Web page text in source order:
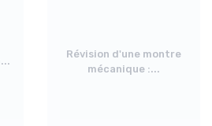
Révision d'une montre
mécanique :...